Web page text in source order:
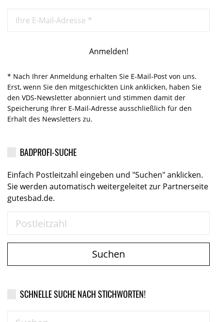
* Nach Ihrer Anmeldung erhalten Sie E-Mail-Post von uns.
Erst, wenn Sie den mitgeschickten Link anklicken, haben Sie
den VDS-Newsletter abonniert und stimmen damit der
Speicherung Ihrer E-Mail-Adresse ausschließlich für den
Erhalt des Newsletters zu.
BADPROFI-SUCHE
Einfach Postleitzahl eingeben und "Suchen" anklicken.
Sie werden automatisch weitergeleitet zur Partnerseite
gutesbad.de.
Suchen
SCHNELLE SUCHE NACH STICHWORTEN!